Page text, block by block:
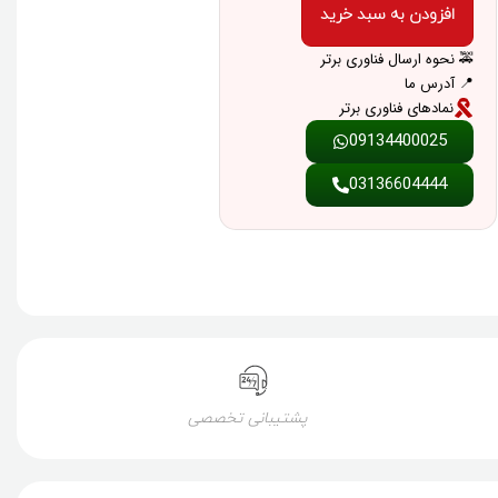
افزودن به سبد خرید
🚕 نحوه ارسال فناوری برتر
📍 آدرس ما
نمادهای فناوری برتر
09134400025
03136604444
پشتیبانی تخصصی